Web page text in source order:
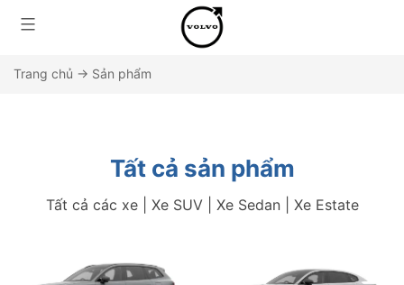
Trang chủ → Sản phẩm
Tất cả sản phẩm
Tất cả các xe | Xe SUV | Xe Sedan | Xe Estate